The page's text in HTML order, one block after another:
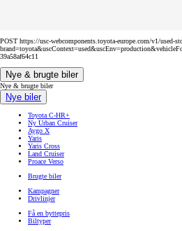
POST https://usc-webcomponents.toyota-europe.com/v1/used-
39a58af64c11
Nye & brugte biler
Nye & brugte biler
Nye biler
Toyota C-HR+
Ny Urban Cruiser
Aygo X
Yaris
Yaris Cross
Land Cruiser
Proace Verso
Brugte biler
Kampagner
Drivlinjer
Få en byttepris
Biltyper